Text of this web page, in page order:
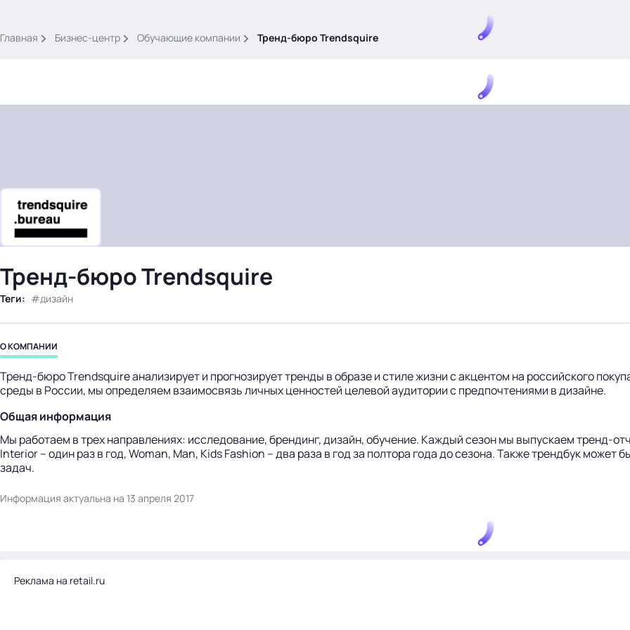
Войти
картина дня
темы
материалы
видео
бизнес-центр
Главная Бизнес-центр Обучающие компании Тренд-бюро Trendsquire
Тренд-бюро Trendsquire
Теги: дизайн
О КОМПАНИИ
Тренд-бюро Trendsquire анализирует и прогнозирует тренды в образе и стиле жизни с акцентом на российского
среды в России, мы определяем взаимосвязь личных ценностей целевой аудитории с предпочтениями в дизайне.
Общая информация
Мы работаем в трех направлениях: исследование, брендинг, дизайн, обучение. Каждый сезон мы выпускаем тренд-
Interior – один раз в год, Woman, Man, Kids Fashion – два раза в год за полтора года до сезона. Также трендбук
задач.
Информация актуальна на 13 апреля 2017
Реклама на retail.ru